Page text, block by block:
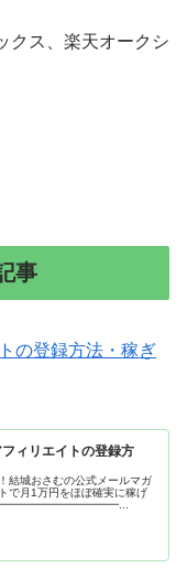
クス、楽天オークシ
事
の登録方法・稼ぎ
フィリエイトの登録方
結城おさむの公式メールマガ
月1万円をほぼ確実に稼げ